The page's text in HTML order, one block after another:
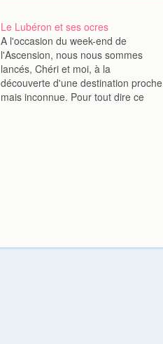
Le Lubéron et ses ocres
A l'occasion du week-end de
l'Ascension, nous nous sommes
lancés, Chéri et moi, à la
découverte d'une destination proche
mais inconnue. Pour tout dire ce